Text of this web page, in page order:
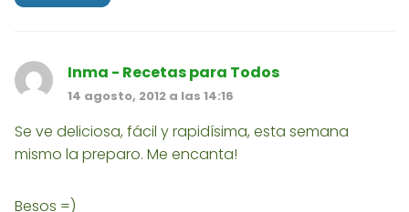
Inma - Recetas para Todos
14 agosto, 2012 a las 14:16
Se ve deliciosa, fácil y rapidísima, esta semana
mismo la preparo. Me encanta!
Besos =)